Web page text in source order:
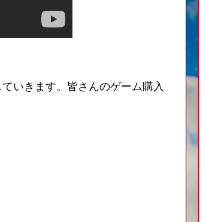
いきます。皆さんのゲーム購入